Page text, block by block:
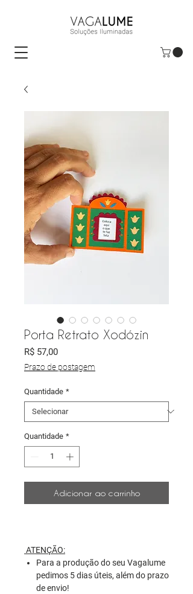
Porta Retrato Xodózin
R$ 57,00Preço
Prazo de postagem
Quantidade *
Quantidade *
Adicionar ao carrinho
ATENÇÃO:
Para a produção do seu Vagalume
pedimos 5 dias úteis, além do prazo
de envio!